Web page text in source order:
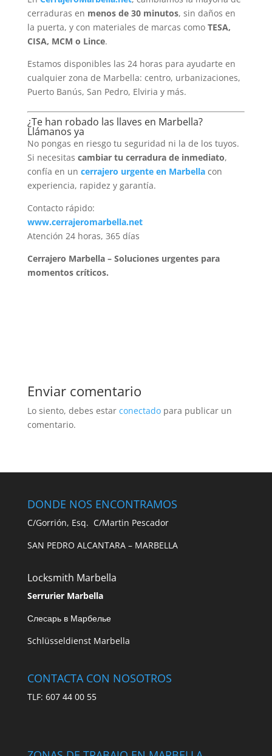
cerraduras en menos de 30 minutos, sin daños en
la puerta, y con materiales de marcas como TESA,
CISA, MCM o Lince.
Estamos disponibles las 24 horas para ayudarte en
cualquier zona de Marbella: centro, urbanizaciones,
Puerto Banús, San Pedro, Elviria y más.
¿Te han robado las llaves en Marbella?
Llámanos ya
No pongas en riesgo tu seguridad ni la de los tuyos.
Si necesitas cambiar tu cerradura de inmediato,
confía en un cerrajero urgente en Marbellacon
experiencia, rapidez y garantía.
Contacto rápido:
www.cerrajeromarbella.net
Atención 24 horas, 365 días
Cerrajero Marbella – Soluciones urgentes para
momentos críticos.
Enviar comentario
Lo siento, debes estar conectadopara publicar un
comentario.
DONDE NOS ENCONTRAMOS
C/Gorrión, Esq. C/Martin Pescador
SAN PEDRO ALCANTARA – MARBELLA
Locksmith Marbella
Serrurier Marbella
Слесарь в Марбелье
Schlüsseldienst Marbella
CONTACTA CON NOSOTROS
TLF: 607 44 00 55